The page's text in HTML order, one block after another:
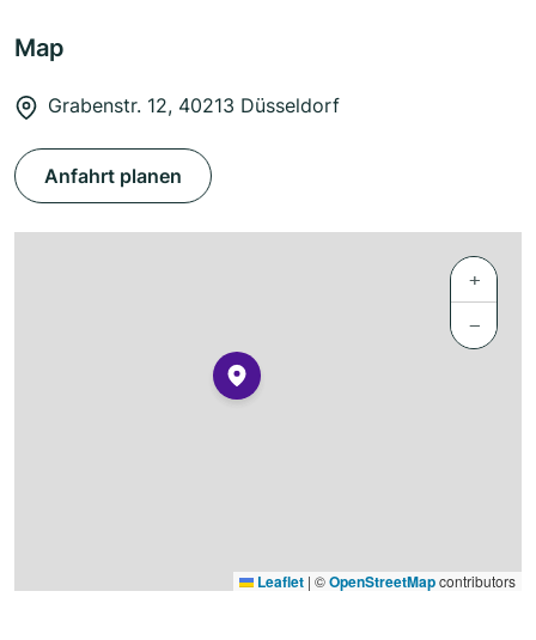
Map
Grabenstr. 12, 40213 Düsseldorf
Anfahrt planen
+
−
Leaflet | ©OpenStreetMapcontributors